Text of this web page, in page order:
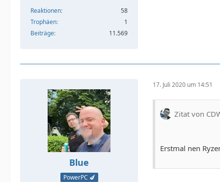
Reaktionen
58
Trophäen
1
Beiträge
11.569
Blue
PowerPC 🍆
17. Juli 2020 um 14:51
Zitat von
Erstmal nen